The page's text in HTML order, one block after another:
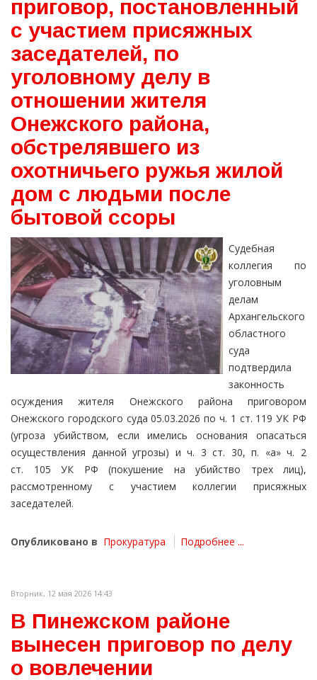
приговор, постановленный
с участием присяжных
заседателей, по
уголовному делу в
отношении жителя
Онежского района,
обстрелявшего из
охотничьего ружья жилой
дом с людьми после
бытовой ссоры
Судебная
коллегия по
уголовным
делам
Архангельского
областного
суда
подтвердила
законность
осуждения жителя Онежского района приговором
Онежского городского суда 05.03.2026 по ч. 1 ст. 119 УК РФ
(угроза убийством, если имелись основания опасаться
осуществления данной угрозы) и ч. 3 ст. 30, п. «а» ч. 2
ст. 105 УК РФ (покушение на убийство трех лиц),
рассмотренному с участием коллегии присяжных
заседателей.
Опубликовано в Прокуратура Подробнее ...
Вторник, 12 мая 2026 14:43
В Пинежском районе
вынесен приговор по делу
о вовлечении